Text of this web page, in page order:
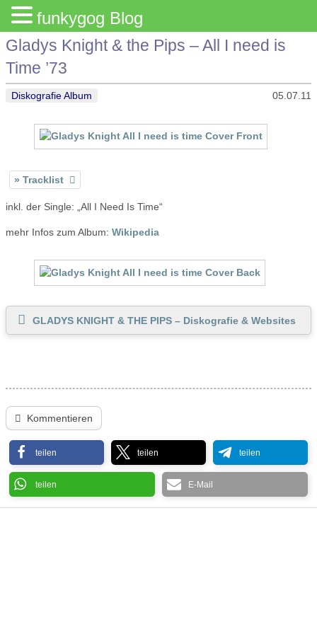
Gladys Knight & the Pips – All I need is
Time ’73
Diskografie Album 05.07.11
Tracklist
inkl. der Single: „All I Need Is Time“
mehr Infos zum Album: Wikipedia
GLADYS KNIGHT & THE PIPS – Diskografie & Websites
Kommentieren
teilen teilen teilen
teilen E-Mail
funkygog Blog